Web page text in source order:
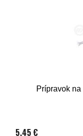
Prípravok
5,45 €